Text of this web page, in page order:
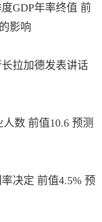
GDP年率终值 前
影响
拉加德发表讲话
数 前值10.6 预测
决定 前值4.5% 预